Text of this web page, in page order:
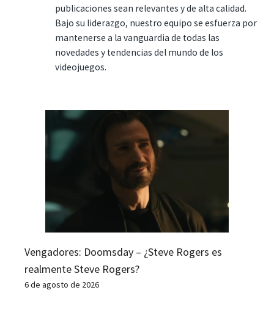
publicaciones sean relevantes y de alta calidad.
Bajo su liderazgo, nuestro equipo se esfuerza por
mantenerse a la vanguardia de todas las
novedades y tendencias del mundo de los
videojuegos.
Vengadores: Doomsday – ¿Steve Rogers es
realmente Steve Rogers?
6 de agosto de 2026